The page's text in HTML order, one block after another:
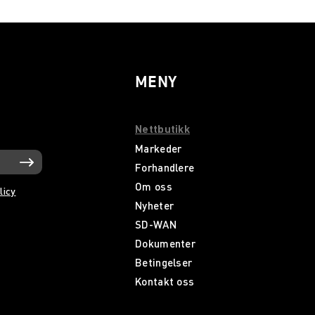
MENY
Nettbutikk
Markeder
Forhandlere
Om oss
Nyheter
SD-WAN
Dokumenter
Betingelser
Kontakt oss